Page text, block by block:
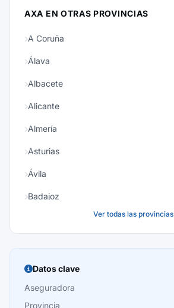
AXA EN OTRAS PROVINCIAS
A Coruña
Álava
Albacete
Alicante
Almería
Asturias
Ávila
Badajoz
Burgos
Cáceres
Ver todas las provincias
Datos clave
Aseguradora
Provincia